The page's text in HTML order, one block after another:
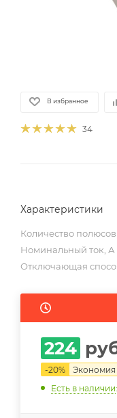
В избранное
34
Характеристики
Количество полюсов
Номинальный ток, А
Отключающая
224
-20% Экономия
Есть в наличии